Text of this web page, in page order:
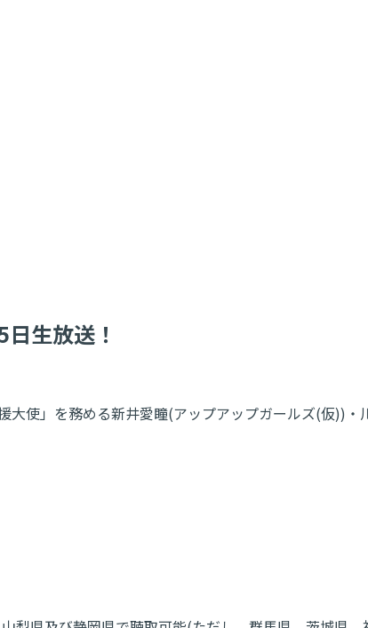
生放送！
使」を務める新井愛瞳(アップアップガールズ(仮))